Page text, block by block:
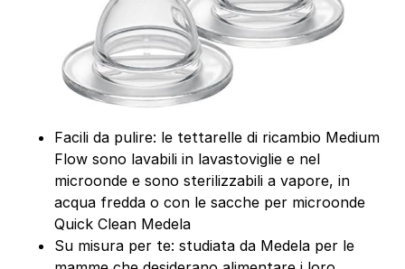
Facili da pulire: le tettarelle di ricambio Medium
Flow sono lavabili in lavastoviglie e nel
microonde e sono sterilizzabili a vapore, in
acqua fredda o con le sacche per microonde
Quick Clean Medela
Su misura per te: studiata da Medela per le